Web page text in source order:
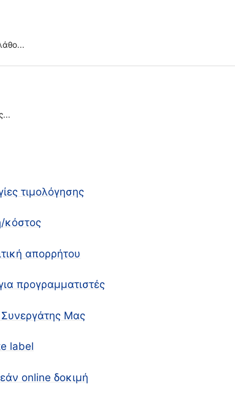
τιμολόγησης
κόστος
απορρήτου
προγραμματιστές
Συνεργάτης Μας
label
online δοκιμή